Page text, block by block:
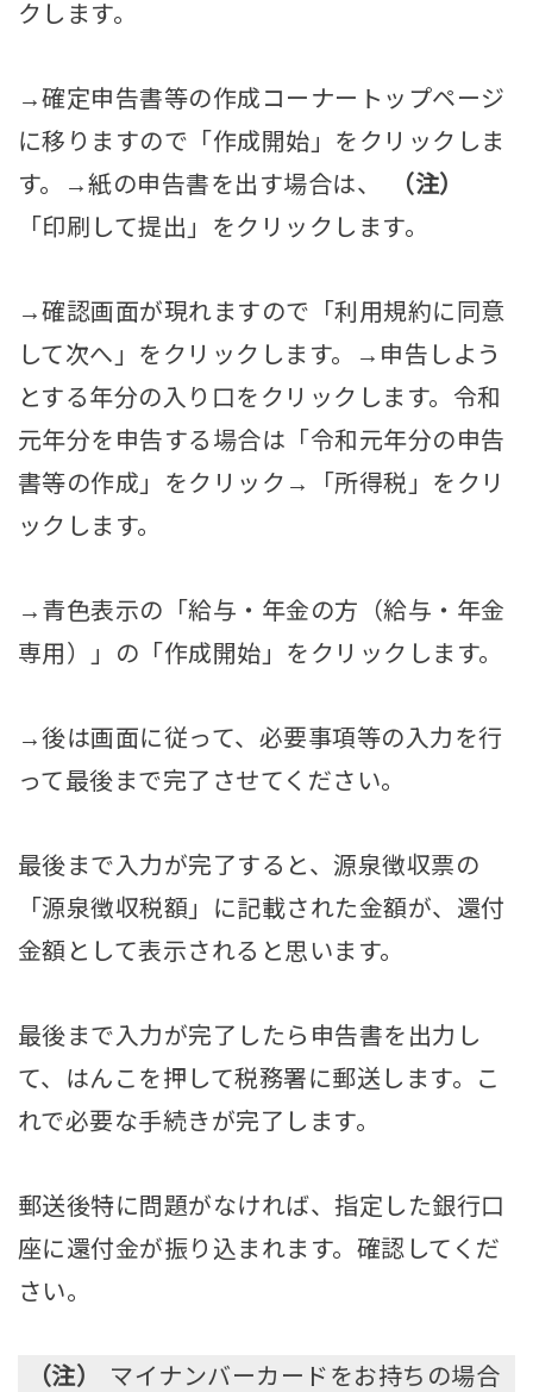
クします。
→確定申告書等の作成コーナートップページ
に移りますので「作成開始」をクリックしま
す。→紙の申告書を出す場合は、
（注）
「印刷して提出」をクリックします。
→確認画面が現れますので「利用規約に同意
して次へ」をクリックします。→申告しよう
とする年分の入り口をクリックします。令和
元年分を申告する場合は「令和元年分の申告
書等の作成」をクリック→「所得税」をクリ
ックします。
→青色表示の「給与・年金の方（給与・年金
専用）」の「作成開始」をクリックします。
→後は画面に従って、必要事項等の入力を行
って最後まで完了させてください。
最後まで入力が完了すると、源泉徴収票の
「源泉徴収税額」に記載された金額が、還付
金額として表示されると思います。
最後まで入力が完了したら申告書を出力し
て、はんこを押して税務署に郵送します。こ
れで必要な手続きが完了します。
郵送後特に問題がなければ、指定した銀行口
座に還付金が振り込まれます。確認してくだ
さい。
（注）
マイナンバーカードをお持ちの場合